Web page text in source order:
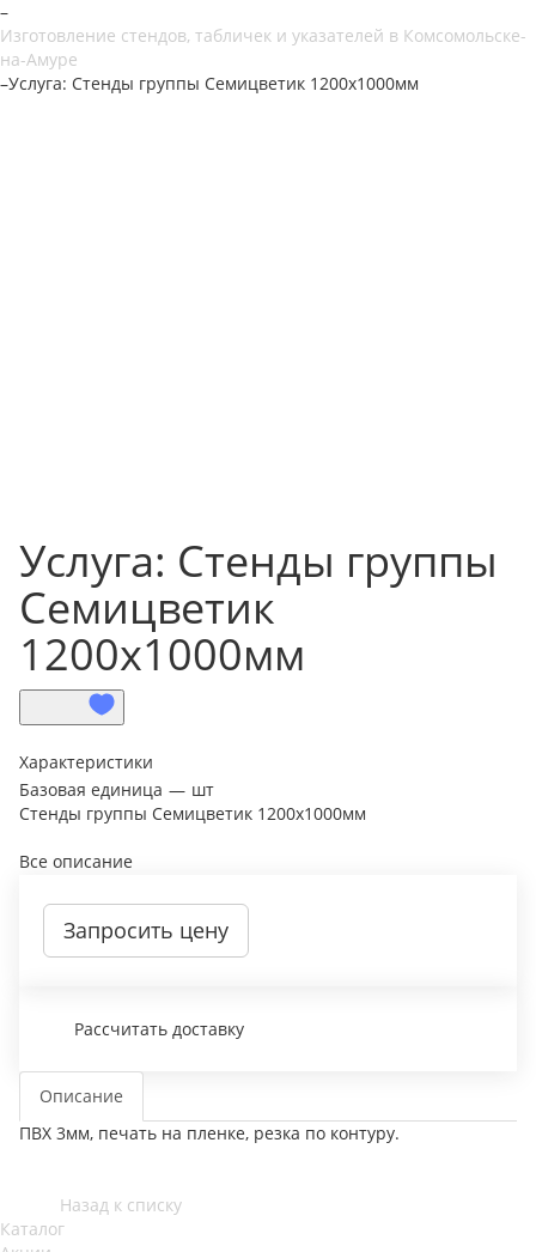
–
Изготовление стендов, табличек и указателей в Комсомольске-
на-Амуре
–Услуга: Стенды группы Семицветик 1200х1000мм
Услуга: Стенды группы
Семицветик
1200х1000мм
Характеристики
Базовая единица — шт
Стенды группы Семицветик 1200х1000мм
Все описание
Запросить цену
Рассчитать доставку
Описание
ПВХ 3мм, печать на пленке, резка по контуру.
Назад к списку
Каталог